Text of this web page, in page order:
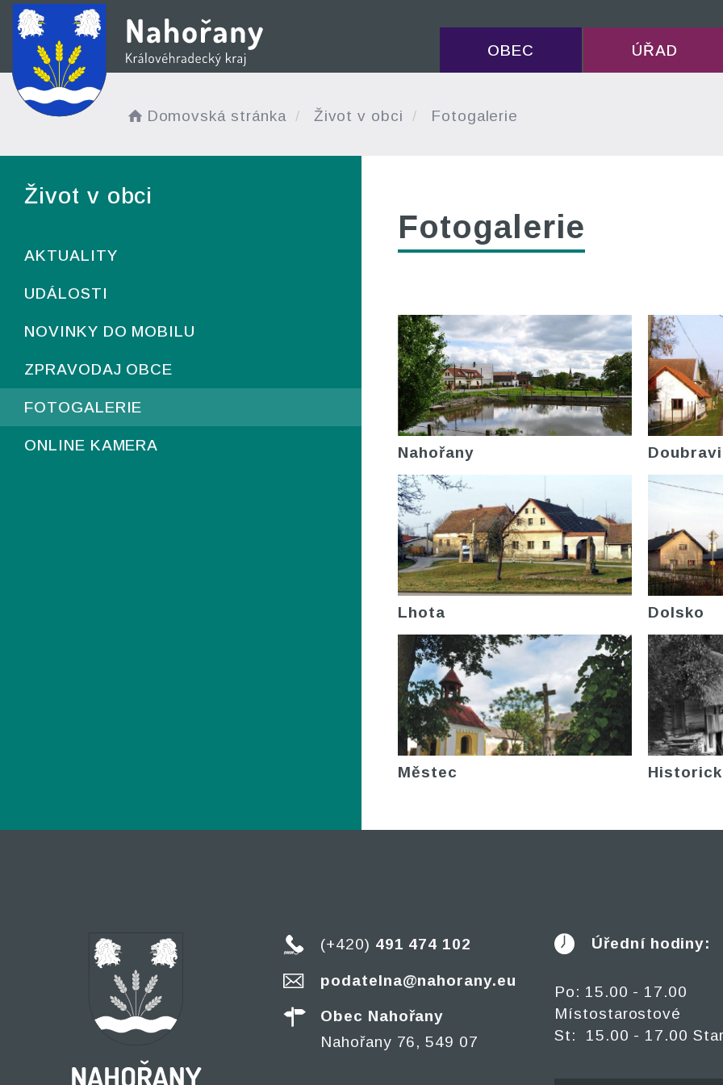
OBEC ÚŘAD
Domovská stránka Život v obci Fotogalerie
Život v obci
AKTUALITY
UDÁLOSTI
NOVINKY DO MOBILU
ZPRAVODAJ OBCE
FOTOGALERIE
ONLINE KAMERA
Fotogalerie
Nahořany
Lhota Dolsko
Městec
(+420) 491 474 102
podatelna@nahorany.eu
Obec Nahořany
Nahořany 76, 549 07
Úřední hodiny:
Po: 15.00 - 17.00
Místostarostové
St: 15.00 - 17.00